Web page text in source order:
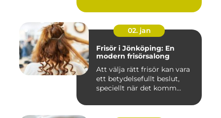
02. jan
Frisör i Jönköping: En
modern frisörsalong
Att välja rätt frisör kan vara
ett betydelsefullt beslut,
speciellt när det komm...